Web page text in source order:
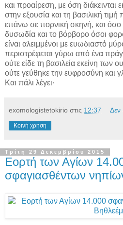
και προαίρεση, με όση διάκεινται
στην εξουσία και τη βασιλική
επάνω σε πορνική σκηνή, και όσο
δυσωδία και το βόρβορο όσοι
είναι αλειμμένοι με ευωδιαστό
περιστρέφεται γύρω από ένα
ούτε είδε τη βασιλεία εκείνη
ούτε γεύθηκε την ευφροσύνη και
Και πάλι λέγει·
exomologistetokirio στις 12:37 Δεν
Κοινή χρήση
Τρίτη 29 Δεκεμβρίου 2015
Εορτή των Αγίων
σφαγιασθέντων